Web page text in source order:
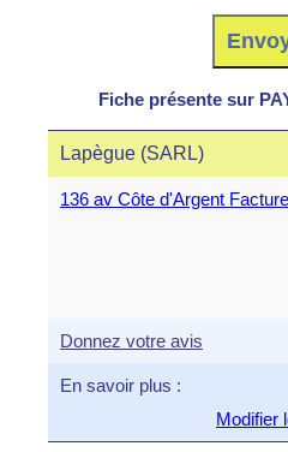
Fiche présente sur
Lapègue (SARL)
136 av Côte d'Argent
Donnez votre avis
En savoir plus :
Modifier